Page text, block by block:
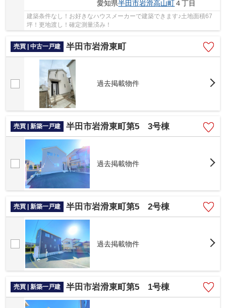
愛知県半田市岩滑高山町４丁目
建築条件なし！お好きなハウスメーカーで建築できます♪土地面積67
坪！更地渡し！確定測量済み！
売買 | 中古一戸建 半田市岩滑東町
過去掲載物件
売買 | 新築一戸建 半田市岩滑東町第5 3号棟
過去掲載物件
売買 | 新築一戸建 半田市岩滑東町第5 2号棟
過去掲載物件
売買 | 新築一戸建 半田市岩滑東町第5 1号棟